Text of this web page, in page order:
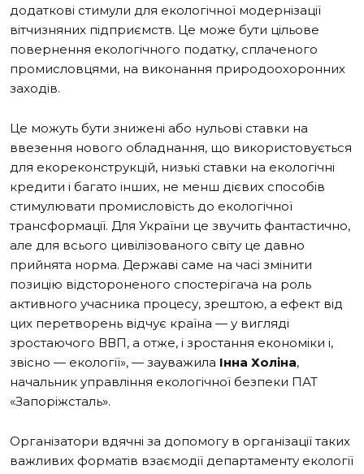
додаткові стимули для екологічної модернізації
вітчизняних підприємств. Це може бути цільове
повернення екологічного податку, сплаченого
промисловцями, на виконання природоохоронних
заходів.
Це можуть бути знижені або нульові ставки на
ввезення нового обладнання, що використовується
для екореконструкцій, низькі ставки на екологічні
кредити і багато інших, не менш дієвих способів
стимулювати промисловість до екологічної
трансформації. Для України це звучить фантастично,
але для всього цивілізованого світу це давно
прийнята норма. Державі саме на часі змінити
позицію відстороненого спостерігача на роль
активного учасника процесу, зрештою, а ефект від
цих перетворень відчує країна — у вигляді
зростаючого ВВП, а отже, і зростання економіки і,
звісно — екології», — зауважила Інна Холіна,
начальник управління екологічної безпеки ПАТ
«Запоріжсталь».
Організатори вдячні за допомогу в організації таких
важливих форматів взаємодії департаменту екології